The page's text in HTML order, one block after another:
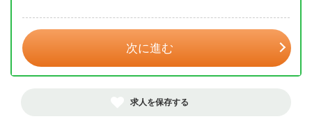
次に進む
求人を保存する